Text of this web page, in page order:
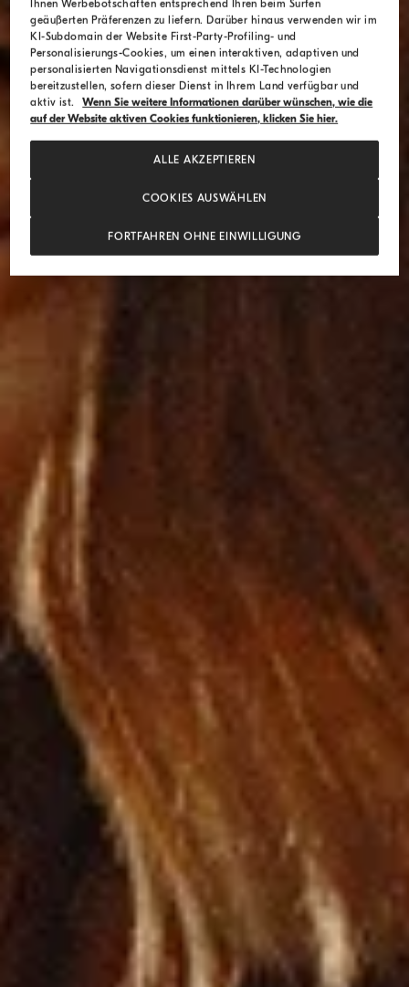
Ihnen Werbebotschaften entsprechend Ihren beim Surfen
geäußerten Präferenzen zu liefern. Darüber hinaus verwenden wir im
KI-Subdomain der Website First-Party-Profiling- und
Personalisierungs-Cookies, um einen interaktiven, adaptiven und
personalisierten Navigationsdienst mittels KI-Technologien
bereitzustellen, sofern dieser Dienst in Ihrem Land verfügbar und
aktiv ist.
Wenn Sie weitere Informationen darüber wünschen, wie die
auf der Website aktiven Cookies funktionieren, klicken Sie hier.
COOKIES AUSWÄHLEN
FORTFAHREN OHNE EINWILLIGUNG
ALLE AKZEPTIEREN